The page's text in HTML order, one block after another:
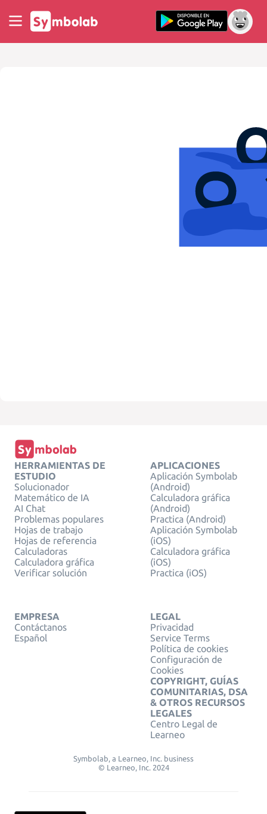
HERRAMIENTAS DE
ESTUDIO
Solucionador
Matemático de IA
AI Chat
Problemas populares
Hojas de trabajo
Hojas de referencia
Calculadoras
Calculadora gráfica
Verificar solución
APLICACIONES
Aplicación Symbolab
(Android)
Calculadora gráfica
(Android)
Practica (Android)
Aplicación Symbolab
(iOS)
Calculadora gráfica
(iOS)
Practica (iOS)
EMPRESA
Contáctanos
Español
LEGAL
Privacidad
Service Terms
Política de cookies
Configuración de
Cookies
COPYRIGHT, GUÍAS
COMUNITARIAS, DSA
& OTROS RECURSOS
LEGALES
Centro Legal de
Learneo
Symbolab, a Learneo, Inc. business
© Learneo, Inc. 2024